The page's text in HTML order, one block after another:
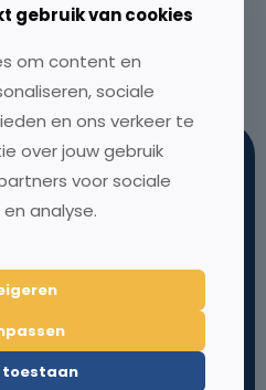
Over ons
gebruik van cookies
om content en
sociale
en ons verkeer te
over jouw gebruik
voor sociale
analyse.
toestaan